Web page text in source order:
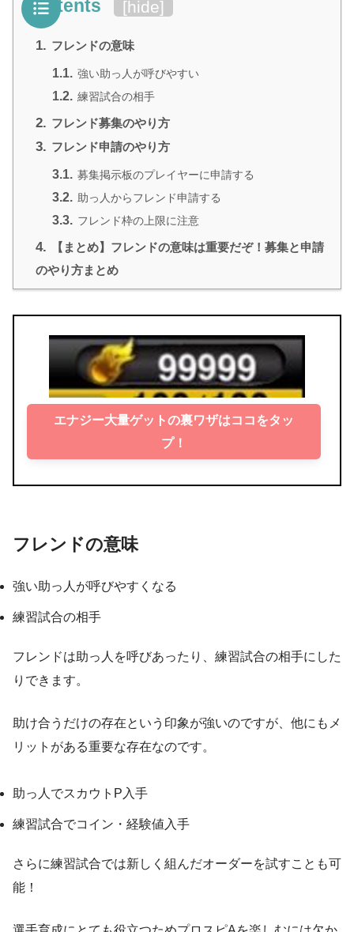
Contents [hide]
1. フレンドの意味
1.1. 強い助っ人が呼びやすい
1.2. 練習試合の相手
2. フレンド募集のやり方
3. フレンド申請のやり方
3.1. 募集掲示板のプレイヤーに申請する
3.2. 助っ人からフレンド申請する
3.3. フレンド枠の上限に注意
4.
【まとめ】フレンドの意味は重要だぞ！募集と申請
のやり方まとめ
エナジー大量ゲットの裏ワザはココをタッ
プ！
フレンドの意味
強い助っ人が呼びやすくなる
練習試合の相手
フレンドは助っ人を呼びあったり、練習試合の相手にした
りできます。
助け合うだけの存在という印象が強いのですが、他にもメ
リットがある重要な存在なのです。
助っ人でスカウトP入手
練習試合でコイン・経験値入手
さらに練習試合では新しく組んだオーダーを試すことも可
能！